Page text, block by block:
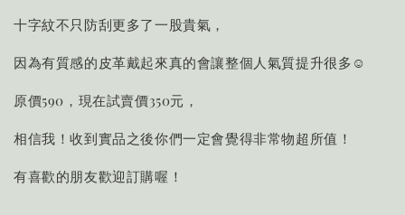
十字紋不只防刮更多了一股貴氣，
因為有質感的皮革戴起來真的會讓整個人氣質提升很多☺️
原價590，現在試賣價350元，
相信我！收到實品之後你們一定會覺得非常物超所值！
有喜歡的朋友歡迎訂購喔！